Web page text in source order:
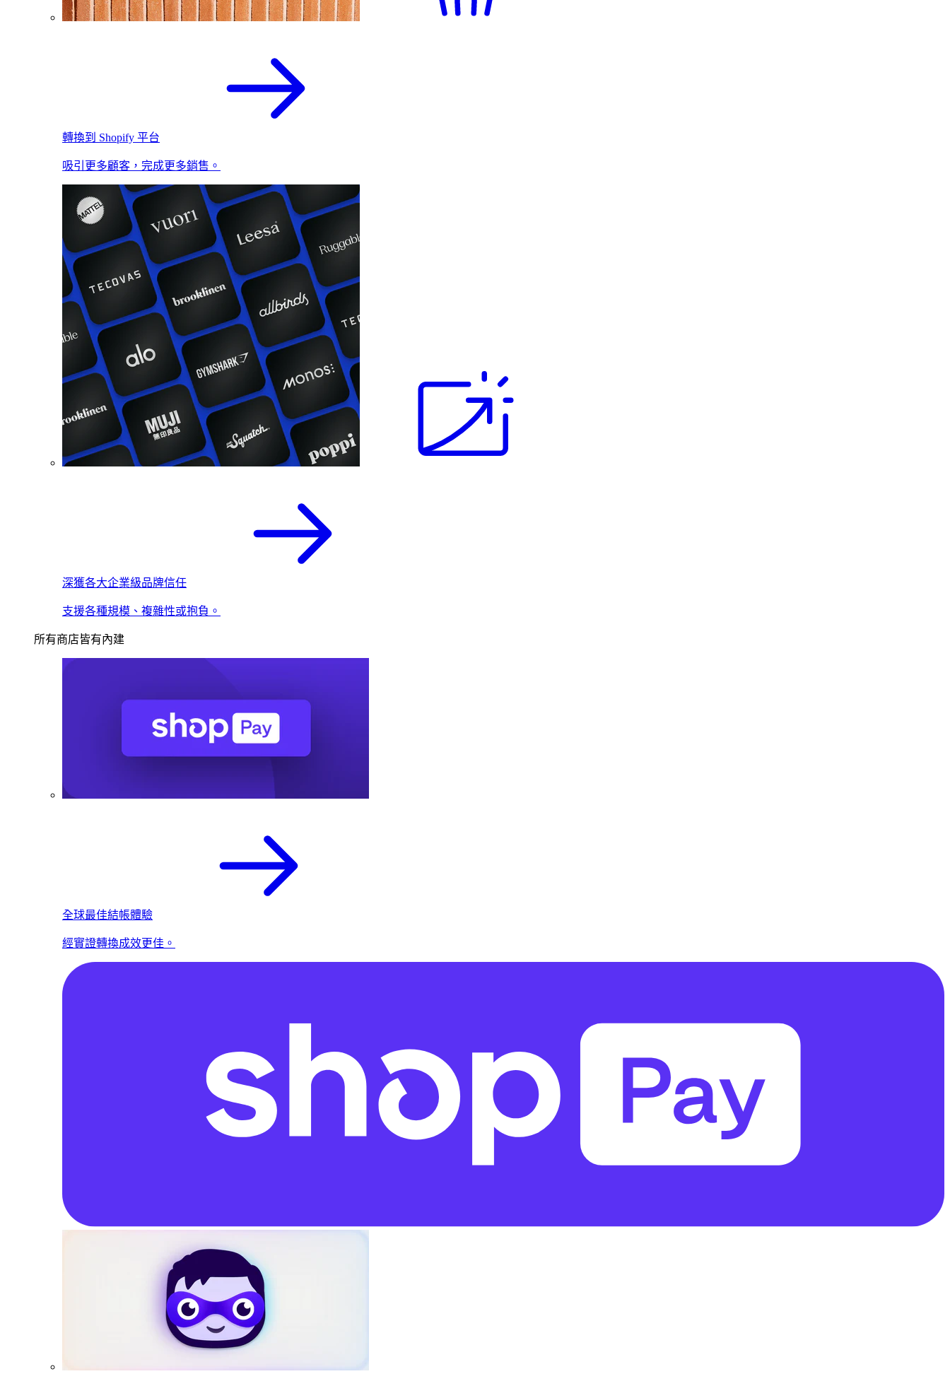
轉換到 Shopify 平台
吸引更多顧客，完成更多銷售。
深獲各大企業級品牌信任
支援各種規模、複雜性或抱負。
所有商店皆有內建
全球最佳結帳體驗
經實證轉換成效更佳。